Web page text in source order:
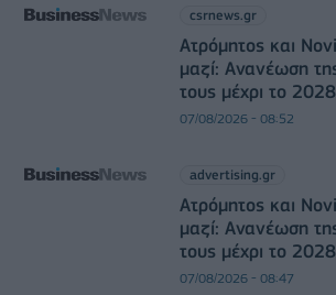
csrnews.gr
Ατρόμητος και
μαζί: Ανανέωση
τους μέχρι το 2028
07/08/2026 - 08:52
advertising.gr
Ατρόμητος και
μαζί: Ανανέωση
τους μέχρι το 2028
07/08/2026 - 08:47